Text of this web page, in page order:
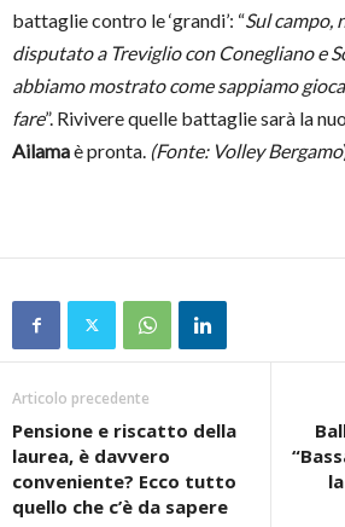
battaglie contro le ‘grandi’: “Sul campo,
disputato a Treviglio con Conegliano e
abbiamo mostrato come sappiamo
fare”. Rivivere quelle battaglie sarà la
Ailamaè pronta. (Fonte: Volley Bergamo
Articolo precedente
Pensione e riscatto della
laurea, è davvero
conveniente? Ecco tutto
quello che c’è da sapere